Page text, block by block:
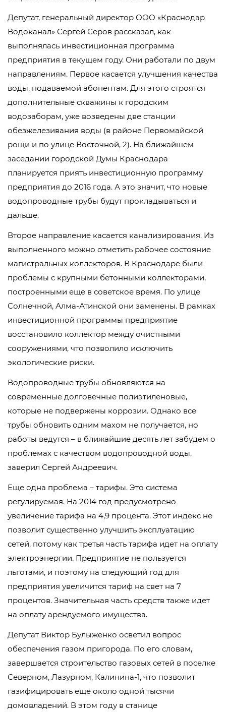
Депутат, генеральный директор ООО «Краснодар
Водоканал» Сергей Серов рассказал, как
выполнялась инвестиционная программа
предприятия в текущем году. Они работали по двум
направлениям. Первое касается улучшения качества
воды, подаваемой абонентам. Для этого строятся
дополнительные скважины к городским
водозаборам, уже возведены две станции
обезжелезивания воды (в районе Первомайской
рощи и по улице Восточной, 2). На ближайшем
заседании городской Думы Краснодара
планируется приять инвестиционную программу
предприятия до 2016 года. А это значит, что новые
водопроводные трубы будут прокладываться и
дальше.
Второе направление касается канализирования. Из
выполненного можно отметить рабочее состояние
магистральных коллекторов. В Краснодаре были
проблемы с крупными бетонными коллекторами,
построенными еще в советское время. По улице
Солнечной, Алма-Атинской они заменены. В рамках
инвестиционной программы предприятие
восстановило коллектор между очистными
сооружениями, что позволило исключить
экологические риски.
Водопроводные трубы обновляются на
современные долговечные полиэтиленовые,
которые не подвержены коррозии. Однако все
трубы обновить одним махом не получается, но
работы ведутся – в ближайшие десять лет забудем о
проблемах с качеством водопроводной воды,
заверил Сергей Андреевич.
Еще одна проблема – тарифы. Это система
регулируемая. На 2014 год предусмотрено
увеличение тарифа на 4,9 процента. Этот индекс не
позволит существенно улучшить эксплуатацию
сетей, потому как третья часть тарифа идет на оплату
электроэнергии. Предприятие не пользуется
льготами, и поэтому на следующий год для
предприятия увеличится тариф на свет на 7
процентов. Значительная часть средств также идет
на оплату арендуемого имущества.
Депутат Виктор Булыженко осветил вопрос
обеспечения газом пригорода. По его словам,
завершается строительство газовых сетей в поселке
Северном, Лазурном, Калинина-1, что позволит
газифицировать еще около одной тысячи
домовладений. В этом году в станице